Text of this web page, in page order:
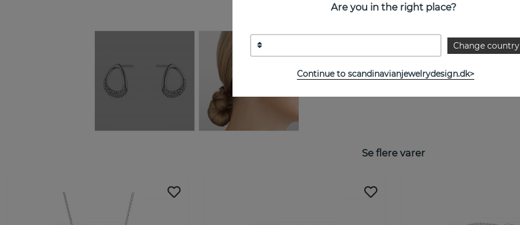
Se flere varer
Are you in the right place?
Change country
Continue to scandinavianjewelrydesign.dk>